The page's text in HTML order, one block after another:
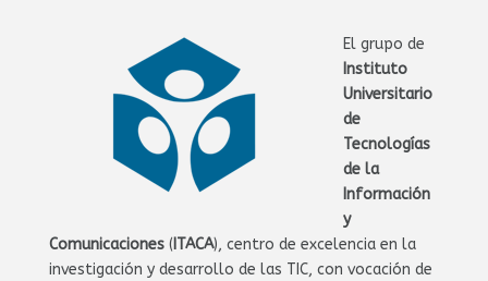
COMUNICACIÓN
El grupo de
Instituto
Universitario
de
Tecnologías
de la
Información
y
Comunicaciones ( ITACA), centro de excelencia en la
investigación y desarrollo de las TIC, con vocación de